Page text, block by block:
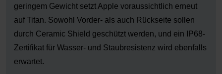
geringem Gewicht setzt Apple voraussichtlich erneut
auf Titan. Sowohl Vorder- als auch Rückseite sollen
durch Ceramic Shield geschützt werden, und ein IP68-
Zertifikat für Wasser- und Staubresistenz wird ebenfalls
erwartet.